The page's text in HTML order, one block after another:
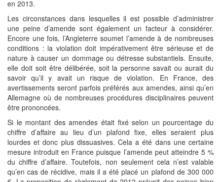
en 2013.
Les circonstances dans lesquelles il est possible d’administrer
une peine d’amende sont également un facteur à considérer.
Encore une fois, l’Angleterre soumet l’amende à de nombreuses
conditions : la violation doit impérativement être sérieuse et de
nature à causer un dommage ou détresse substantiels. Ensuite,
elle doit soit être délibérée, soit la personne savait ou aurait du
savoir qu’il y avait un risque de violation. En France, des
avertissements seront parfois préférés aux amendes, ainsi qu’en
Allemagne où de nombreuses procédures disciplinaires peuvent
être prononcées.
Si le montant des amendes était fixé selon un pourcentage du
chiffre d’affaire au lieu d’un plafond fixe, elles seraient plus
lourdes et donc plus dissuasives. Cela a été dans une certaine
mesure introduit en France puisque l’amende peut atteindre 5 %
du chiffre d’affaire. Toutefois, non seulement cela n’est valable
qu’en cas de récidive, mais il a été placé un plafond de 300 000